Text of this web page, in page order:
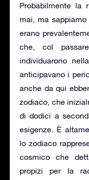
Probabilmente la
mai, ma
erano
che, col
individuarono
anticipavano i
anche da qui
zodiaco, che
di dodici a
esigenze. È
lo zodiaco
cosmico che
propizi per la